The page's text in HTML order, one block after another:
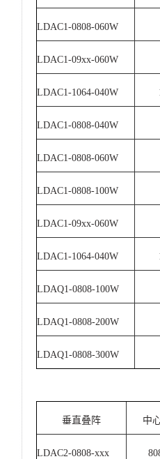
LDAC1-0808-060W
LDAC1-09xx-060W
LDAC1-1064-040W
LDAC1-0808-040W
LDAC1-0808-060W
LDAC1-0808-100W
LDAC1-09xx-060W
LDAC1-1064-040W
LDAQ1-0808-100W
LDAQ1-0808-200W
LDAQ1-0808-300W
垂直叠阵 中
LDAC2-0808-xxx